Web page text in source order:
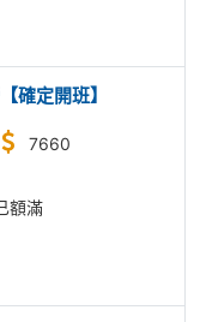
確定開班】
7660
額滿